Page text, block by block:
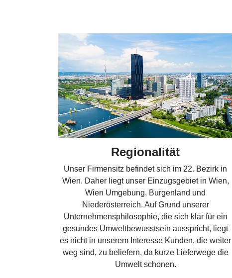
Regionalität
Unser Firmensitz befindet sich im 22. Bezirk in
Wien. Daher liegt unser Einzugsgebiet in Wien,
Wien Umgebung, Burgenland und
Niederösterreich. Auf Grund unserer
Unternehmensphilosophie, die sich klar für ein
gesundes Umweltbewusstsein ausspricht, liegt
es nicht in unserem Interesse Kunden, die weiter
weg sind, zu beliefern, da kurze Lieferwege die
Umwelt schonen.